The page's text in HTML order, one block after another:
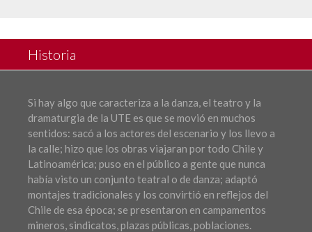
Historia
Si hay algo que caracteriza a la danza, el teatro y la
dramaturgia de la UTE es que se movió en muchos
sentidos: sacó a los actores del escenario y los llevo a
la calle; hizo que los obras viajaran por todo Chile y
Latinoamérica; puso en el público a gente que nunca
había visto un conjunto teatral o de danza; adaptó
montajes tradicionales y los convirtió en reflejos del
Chile de esa época; se presentaron en campamentos
mineros, sindicatos, plazas públicas, poblaciones.